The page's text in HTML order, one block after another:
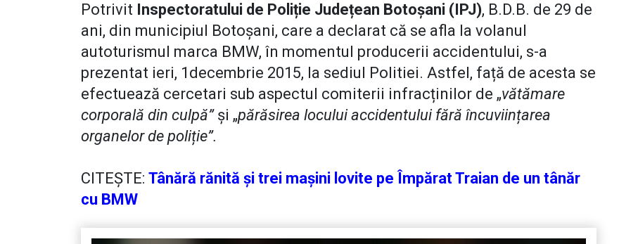
Potrivit Inspectoratului de Poliție Județean Botoșani (IPJ), B.D.B. de 29 de
ani, din municipiul Botoșani, care a declarat că se afla la volanul
autoturismul marca BMW, în momentul producerii accidentului, s-a
prezentat ieri, 1decembrie 2015, la sediul Politiei. Astfel, față de acesta se
efectuează cercetari sub aspectul comiterii infracținilor de „vătămare
corporală din culpă”și „părăsirea locului accidentului fără încuviințarea
organelor de poliție”.
CITEȘTE: Tânără rănită și trei mașini lovite pe Împărat Traian de un tânăr
cu BMW